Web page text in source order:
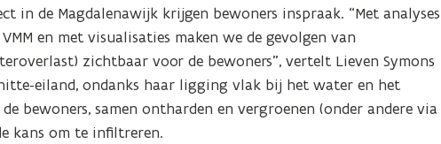
in de Magdalenawijk krijgen bewoners inspraak. “Met analyses
en met visualisaties maken we de gevolgen van
zichtbaar voor de bewoners”, vertelt Lieven Symons
eiland, ondanks haar ligging vlak bij het water en het
bewoners, samen ontharden en vergroenen (onder andere via
kans om te infiltreren.